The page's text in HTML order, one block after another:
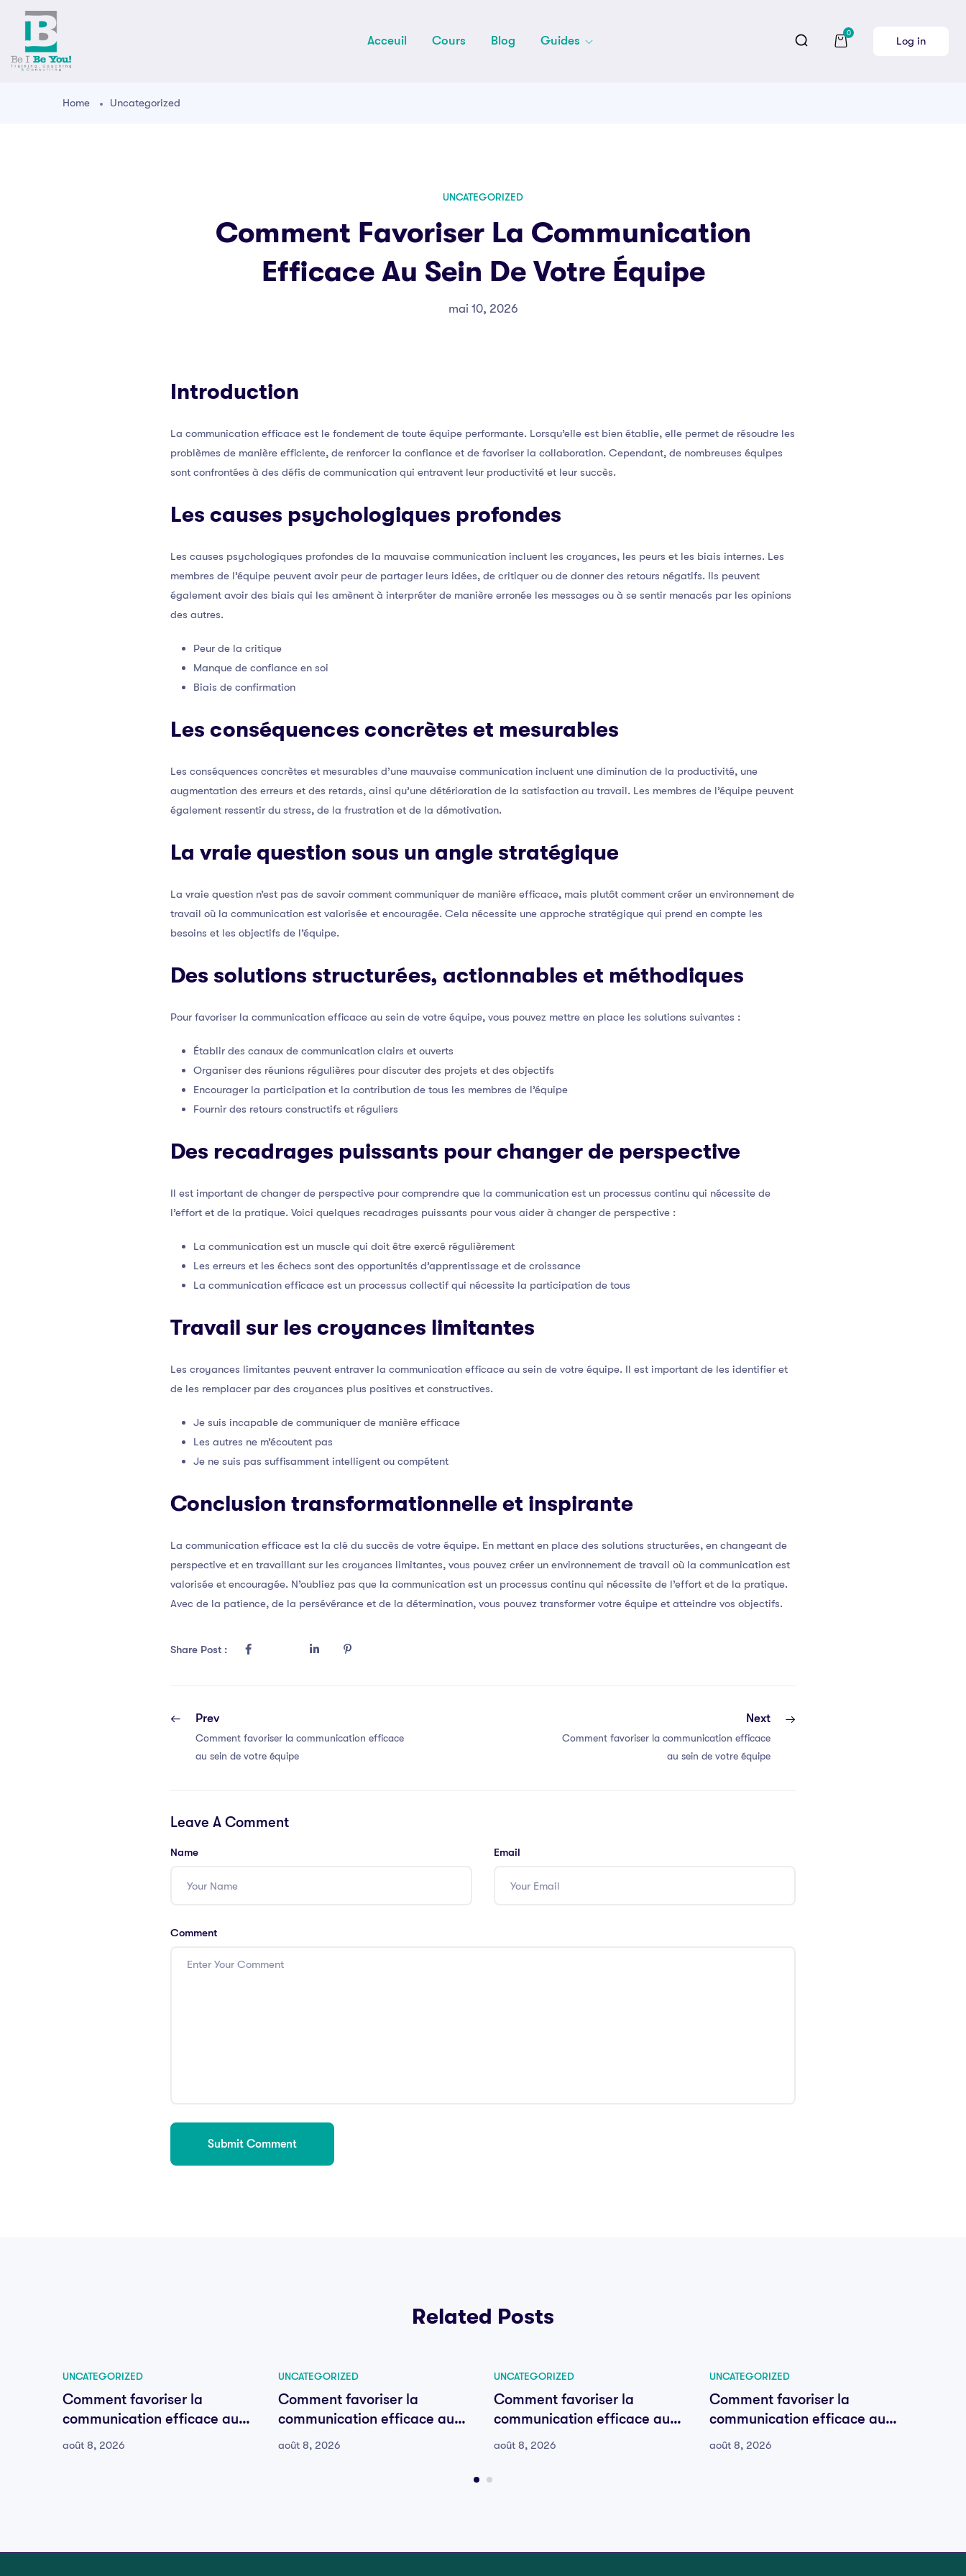
Acceuil Cours Blog Guides
0
Log in
Home Uncategorized
UNCATEGORIZED
Comment Favoriser La Communication
Efficace Au Sein De Votre Équipe
mai 10, 2026
Introduction
La communication efficace est le fondement de toute équipe performante. Lorsqu’elle est bien établie, elle permet de résoudre les
problèmes de manière efficiente, de renforcer la confiance et de favoriser la collaboration. Cependant, de nombreuses équipes
sont confrontées à des défis de communication qui entravent leur productivité et leur succès.
Les causes psychologiques profondes
Les causes psychologiques profondes de la mauvaise communication incluent les croyances, les peurs et les biais internes. Les
membres de l’équipe peuvent avoir peur de partager leurs idées, de critiquer ou de donner des retours négatifs. Ils peuvent
également avoir des biais qui les amènent à interpréter de manière erronée les messages ou à se sentir menacés par les opinions
des autres.
Peur de la critique
Manque de confiance en soi
Biais de confirmation
Les conséquences concrètes et mesurables
Les conséquences concrètes et mesurables d’une mauvaise communication incluent une diminution de la productivité, une
augmentation des erreurs et des retards, ainsi qu’une détérioration de la satisfaction au travail. Les membres de l’équipe peuvent
également ressentir du stress, de la frustration et de la démotivation.
La vraie question sous un angle stratégique
La vraie question n’est pas de savoir comment communiquer de manière efficace, mais plutôt comment créer un environnement de
travail où la communication est valorisée et encouragée. Cela nécessite une approche stratégique qui prend en compte les
besoins et les objectifs de l’équipe.
Des solutions structurées, actionnables et méthodiques
Pour favoriser la communication efficace au sein de votre équipe, vous pouvez mettre en place les solutions suivantes :
Établir des canaux de communication clairs et ouverts
Organiser des réunions régulières pour discuter des projets et des objectifs
Encourager la participation et la contribution de tous les membres de l’équipe
Fournir des retours constructifs et réguliers
Des recadrages puissants pour changer de perspective
Il est important de changer de perspective pour comprendre que la communication est un processus continu qui nécessite de
l’effort et de la pratique. Voici quelques recadrages puissants pour vous aider à changer de perspective :
La communication est un muscle qui doit être exercé régulièrement
Les erreurs et les échecs sont des opportunités d’apprentissage et de croissance
La communication efficace est un processus collectif qui nécessite la participation de tous
Travail sur les croyances limitantes
Les croyances limitantes peuvent entraver la communication efficace au sein de votre équipe. Il est important de les identifier et
de les remplacer par des croyances plus positives et constructives.
Je suis incapable de communiquer de manière efficace
Les autres ne m’écoutent pas
Je ne suis pas suffisamment intelligent ou compétent
Conclusion transformationnelle et inspirante
La communication efficace est la clé du succès de votre équipe. En mettant en place des solutions structurées, en changeant de
perspective et en travaillant sur les croyances limitantes, vous pouvez créer un environnement de travail où la communication est
valorisée et encouragée. N’oubliez pas que la communication est un processus continu qui nécessite de l’effort et de la pratique.
Avec de la patience, de la persévérance et de la détermination, vous pouvez transformer votre équipe et atteindre vos objectifs.
Share Post :
Prev
Comment favoriser la communication efficace
au sein de votre équipe
Next
Comment favoriser la communication efficace
au sein de votre équipe
Leave A Comment
Name Email
Comment
Related Posts
UNCATEGORIZED
Comment favoriser la
communication efficace au
sein de votre équipe
août 8, 2026
UNCATEGORIZED
Comment favoriser la
communication efficace au
sein de votre équipe
août 8, 2026
UNCATEGORIZED
Comment favoriser la
communication efficace au
sein de votre équipe
août 8, 2026
UNCATEGORIZED
Comment favoriser la
communication efficace au
sein de votre équipe
août 8, 2026